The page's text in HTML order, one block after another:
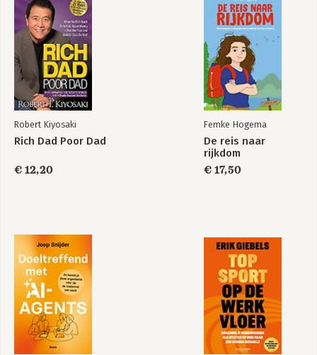
Robert Kiyosaki
Rich Dad Poor Dad
€ 12,20
Femke Hogema
De reis naar
rijkdom
€ 17,50